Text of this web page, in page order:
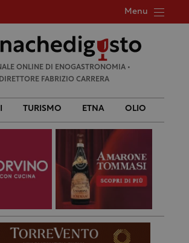
Menu
per:
ONLINE DI ENOGASTRONOMIA •
DIRETTORE FABRIZIO CARRERA
TURISMO ETNA OLIO